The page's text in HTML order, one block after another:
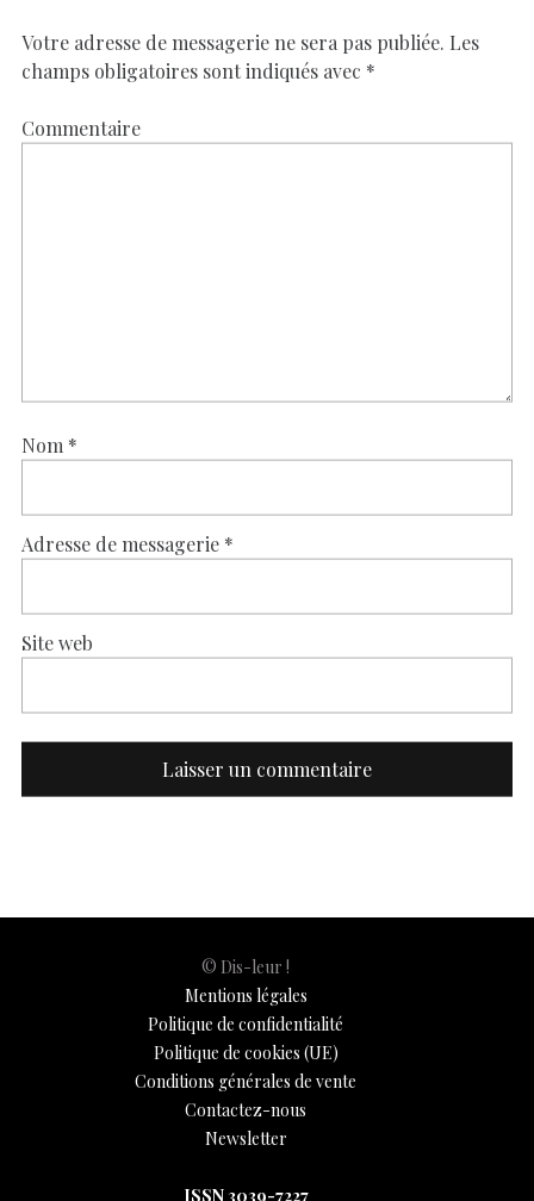
Votre adresse de messagerie ne sera pas publiée. Les
champs obligatoires sont indiqués avec *
Commentaire
Nom *
Adresse de messagerie *
Site web
© Dis-leur !
Mentions légales
Politique de confidentialité
Politique de cookies (UE)
Conditions générales de vente
Contactez-nous
Newsletter
ISSN 3039-7227